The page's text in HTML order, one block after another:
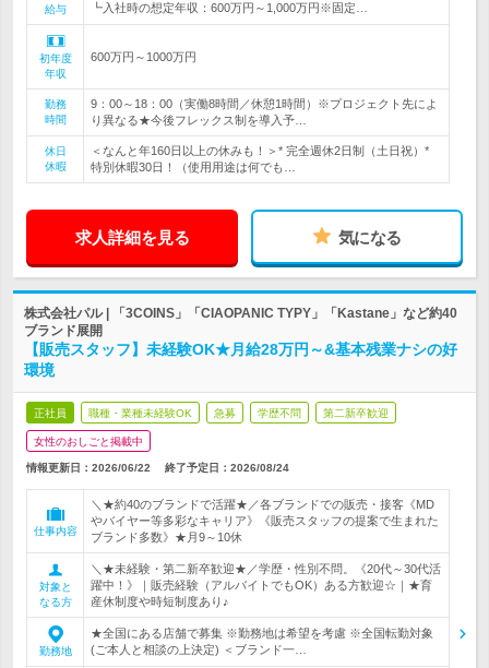
給与
┗入社時の想定年収：600万円～1,000万円※固定…
初年度
年収
600万円～1000万円
勤務
時間
9：00～18：00（実働8時間／休憩1時間）※プロジェクト先によ
り異なる★今後フレックス制を導入予…
休日
休暇
＜なんと年160日以上の休みも！＞* 完全週休2日制（土日祝）*
特別休暇30日！（使用用途は何でも…
求人詳細を見る 気になる
株式会社パル | 「3COINS」「CIAOPANIC TYPY」「Kastane」など約40
ブランド展開
【販売スタッフ】未経験OK★月給28万円～&基本残業ナシの好
環境
正社員 職種・業種未経験OK 急募 学歴不問 第二新卒歓迎
女性のおしごと掲載中
情報更新日：2026/06/22 終了予定日： 2026/08/24
仕事内容
＼★約40のブランドで活躍★／各ブランドでの販売・接客《MD
やバイヤー等多彩なキャリア》《販売スタッフの提案で生まれた
ブランド多数》★月9～10休
対象と
なる方
＼★未経験・第二新卒歓迎★／学歴・性別不問。《20代～30代活
躍中！》｜販売経験（アルバイトでもOK）ある方歓迎☆｜★育
産休制度や時短制度あり♪
勤務地
★全国にある店舗で募集 ※勤務地は希望を考慮 ※全国転勤対象
(ご本人と相談の上決定) ＜ブランド一…